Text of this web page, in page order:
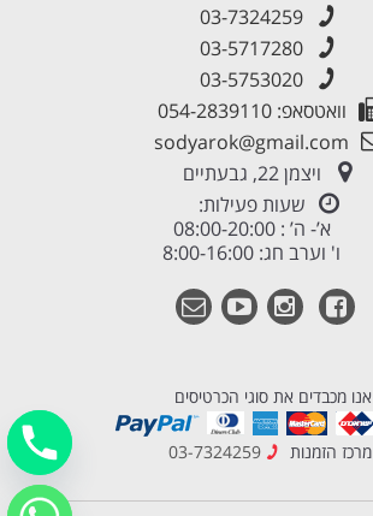
03-7324259
03-5717280
03-5753020
וואטסאפ: 054-2839110
sodyarok@gmail.com
ויצמן 22, גבעתיים
שעות פעילות:
א’- ה’ : 08:00-20:00
ו' וערב חג: 8:00-16:00
אנו מכבדים את סוגי הכרטיסים
מרכז הזמנות 03-7324259